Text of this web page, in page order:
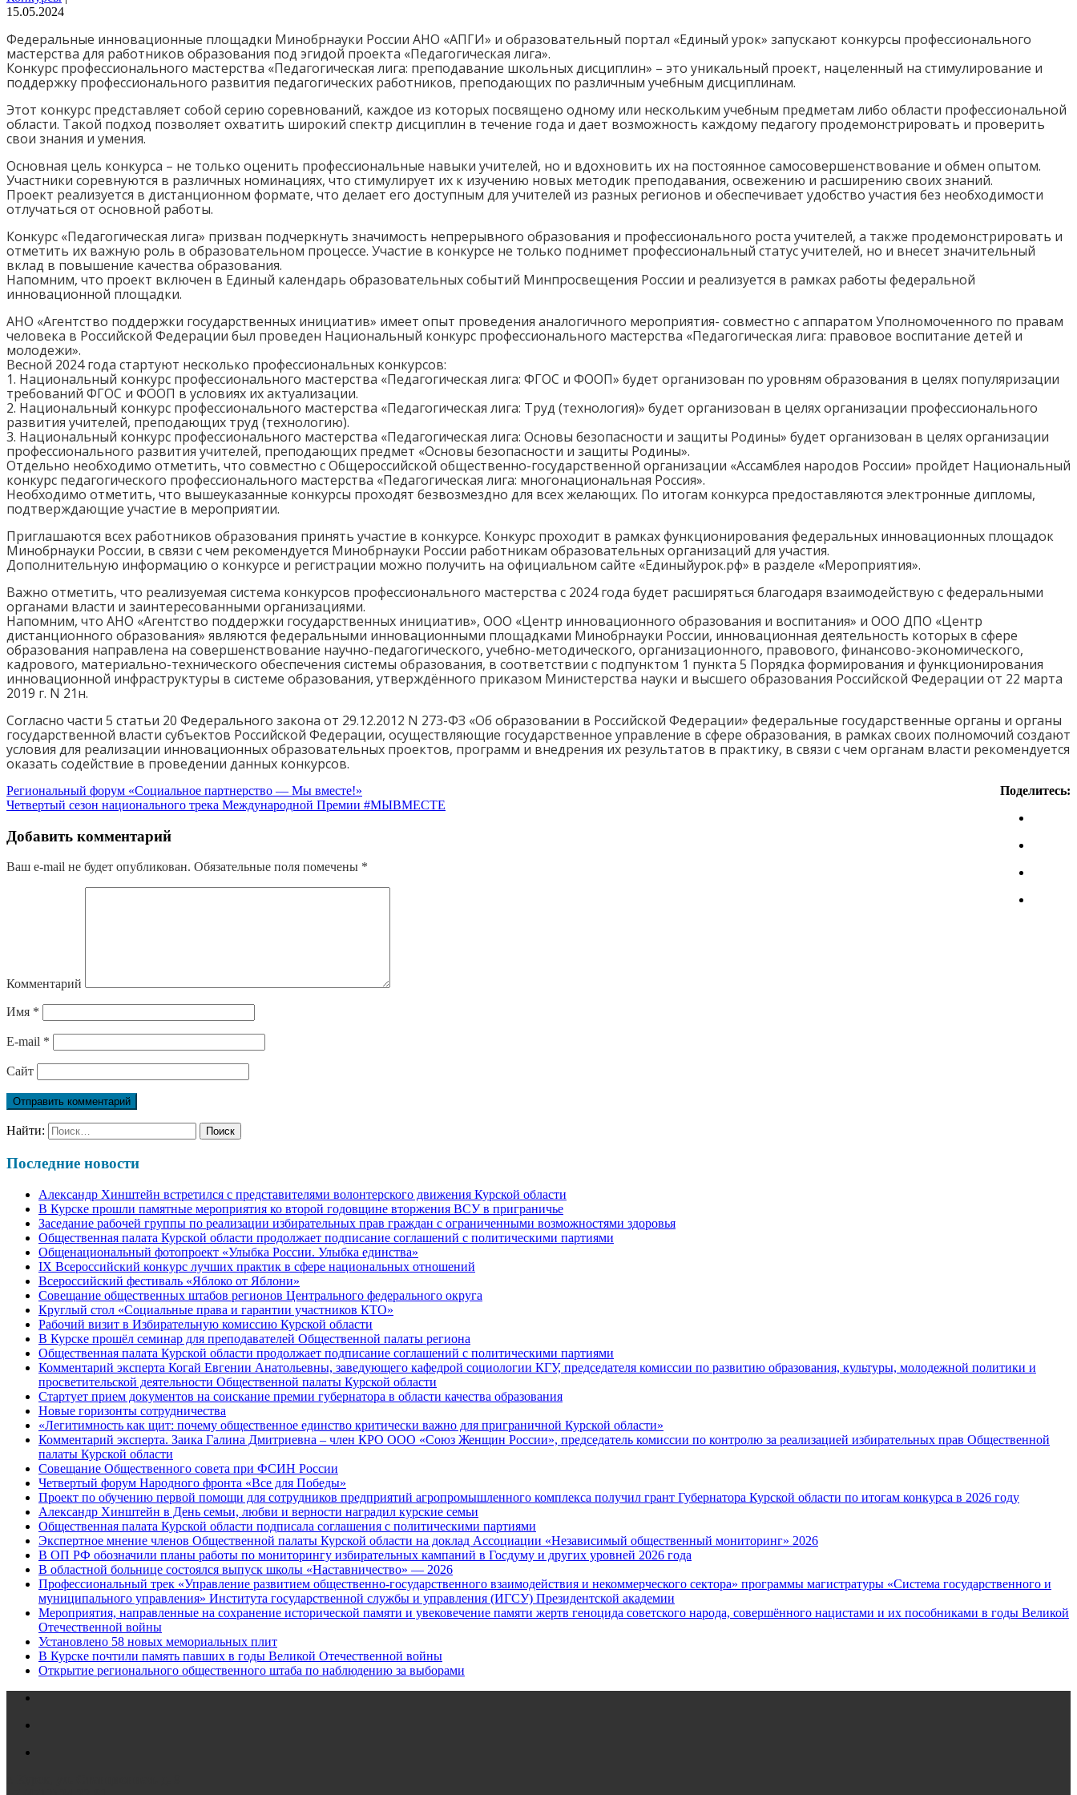
15.05.2024
Федеральные инновационные площадки Минобрнауки России АНО «АПГИ» и образовательный портал «Единый урок» запускают конкурсы профессионального
мастерства для работников образования под эгидой проекта «Педагогическая лига».
Конкурс профессионального мастерства «Педагогическая лига: преподавание школьных дисциплин» – это уникальный проект, нацеленный на стимулирование и
поддержку профессионального развития педагогических работников, преподающих по различным учебным дисциплинам.
Этот конкурс представляет собой серию соревнований, каждое из которых посвящено одному или нескольким учебным предметам либо области профессиональной
области. Такой подход позволяет охватить широкий спектр дисциплин в течение года и дает возможность каждому педагогу продемонстрировать и проверить
свои знания и умения.
Основная цель конкурса – не только оценить профессиональные навыки учителей, но и вдохновить их на постоянное самосовершенствование и обмен опытом.
Участники соревнуются в различных номинациях, что стимулирует их к изучению новых методик преподавания, освежению и расширению своих знаний.
Проект реализуется в дистанционном формате, что делает его доступным для учителей из разных регионов и обеспечивает удобство участия без необходимости
отлучаться от основной работы.
Конкурс «Педагогическая лига» призван подчеркнуть значимость непрерывного образования и профессионального роста учителей, а также продемонстрировать и
отметить их важную роль в образовательном процессе. Участие в конкурсе не только поднимет профессиональный статус учителей, но и внесет значительный
вклад в повышение качества образования.
Напомним, что проект включен в Единый календарь образовательных событий Минпросвещения России и реализуется в рамках работы федеральной
инновационной площадки.
АНО «Агентство поддержки государственных инициатив» имеет опыт проведения аналогичного мероприятия- совместно с аппаратом Уполномоченного по правам
человека в Российской Федерации был проведен Национальный конкурс профессионального мастерства «Педагогическая лига: правовое воспитание детей и
молодежи».
Весной 2024 года стартуют несколько профессиональных конкурсов:
1. Национальный конкурс профессионального мастерства «Педагогическая лига: ФГОС и ФООП» будет организован по уровням образования в целях популяризации
требований ФГОС и ФООП в условиях их актуализации.
2. Национальный конкурс профессионального мастерства «Педагогическая лига: Труд (технология)» будет организован в целях организации профессионального
развития учителей, преподающих труд (технологию).
3. Национальный конкурс профессионального мастерства «Педагогическая лига: Основы безопасности и защиты Родины» будет организован в целях организации
профессионального развития учителей, преподающих предмет «Основы безопасности и защиты Родины».
Отдельно необходимо отметить, что совместно с Общероссийской общественно-государственной организации «Ассамблея народов России» пройдет Национальный
конкурс педагогического профессионального мастерства «Педагогическая лига: многонациональная Россия».
Необходимо отметить, что вышеуказанные конкурсы проходят безвозмездно для всех желающих. По итогам конкурса предоставляются электронные дипломы,
подтверждающие участие в мероприятии.
Приглашаются всех работников образования принять участие в конкурсе. Конкурс проходит в рамках функционирования федеральных инновационных площадок
Минобрнауки России, в связи с чем рекомендуется Минобрнауки России работникам образовательных организаций для участия.
Дополнительную информацию о конкурсе и регистрации можно получить на официальном сайте «Единыйурок.рф» в разделе «Мероприятия».
Важно отметить, что реализуемая система конкурсов профессионального мастерства с 2024 года будет расширяться благодаря взаимодействую с федеральными
органами власти и заинтересованными организациями.
Напомним, что АНО «Агентство поддержки государственных инициатив», ООО «Центр инновационного образования и воспитания» и ООО ДПО «Центр
дистанционного образования» являются федеральными инновационными площадками Минобрнауки России, инновационная деятельность которых в сфере
образования направлена на совершенствование научно-педагогического, учебно-методического, организационного, правового, финансово-экономического,
кадрового, материально-технического обеспечения системы образования, в соответствии с подпунктом 1 пункта 5 Порядка формирования и функционирования
инновационной инфраструктуры в системе образования, утверждённого приказом Министерства науки и высшего образования Российской Федерации от 22 марта
2019 г. N 21н.
Согласно части 5 статьи 20 Федерального закона от 29.12.2012 N 273-ФЗ «Об образовании в Российской Федерации» федеральные государственные органы и органы
государственной власти субъектов Российской Федерации, осуществляющие государственное управление в сфере образования, в рамках своих полномочий создают
условия для реализации инновационных образовательных проектов, программ и внедрения их результатов в практику, в связи с чем органам власти рекомендуется
оказать содействие в проведении данных конкурсов.
Поделитесь:
Региональный форум «Социальное партнерство — Мы вместе!»
Четвертый сезон национального трека Международной Премии #МЫВМЕСТЕ
Добавить комментарий
Ваш e-mail не будет опубликован. Обязательные поля помечены *
Комментарий
Имя *
E-mail *
Сайт
Найти:
Последние новости
Александр Хинштейн встретился с представителями волонтерского движения Курской области
В Курске прошли памятные мероприятия ко второй годовщине вторжения ВСУ в приграничье
Заседание рабочей группы по реализации избирательных прав граждан с ограниченными возможностями здоровья
Общественная палата Курской области продолжает подписание соглашений с политическими партиями
Общенациональный фотопроект «Улыбка России. Улыбка единства»
IХ Всероссийский конкурс лучших практик в сфере национальных отношений
Всероссийский фестиваль «Яблоко от Яблони»
Совещание общественных штабов регионов Центрального федерального округа
Круглый стол «Социальные права и гарантии участников КТО»
Рабочий визит в Избирательную комиссию Курской области
В Курске прошёл семинар для преподавателей Общественной палаты региона
Общественная палата Курской области продолжает подписание соглашений с политическими партиями
Комментарий эксперта Когай Евгении Анатольевны, заведующего кафедрой социологии КГУ, председателя комиссии по развитию образования, культуры, молодежной политики и
просветительской деятельности Общественной палаты Курской области
Стартует прием документов на соискание премии губернатора в области качества образования
Новые горизонты сотрудничества
«Легитимность как щит: почему общественное единство критически важно для приграничной Курской области»
Комментарий эксперта. Заика Галина Дмитриевна – член КРО ООО «Союз Женщин России», председатель комиссии по контролю за реализацией избирательных прав Общественной
палаты Курской области
Совещание Общественного совета при ФСИН России
Четвертый форум Народного фронта «Все для Победы»
Проект по обучению первой помощи для сотрудников предприятий агропромышленного комплекса получил грант Губернатора Курской области по итогам конкурса в 2026 году
Александр Хинштейн в День семьи, любви и верности наградил курские семьи
Общественная палата Курской области подписала соглашения с политическими партиями
Экспертное мнение членов Общественной палаты Курской области на доклад Ассоциации «Независимый общественный мониторинг» 2026
В ОП РФ обозначили планы работы по мониторингу избирательных кампаний в Госдуму и других уровней 2026 года
В областной больнице состоялся выпуск школы «Наставничество» — 2026
Профессиональный трек «Управление развитием общественно-государственного взаимодействия и некоммерческого сектора» программы магистратуры «Система государственного и
муниципального управления» Института государственной службы и управления (ИГСУ) Президентской академии
Мероприятия, направленные на сохранение исторической памяти и увековечение памяти жертв геноцида советского народа, совершённого нацистами и их пособниками в годы Великой
Отечественной войны
Установлено 58 новых мемориальных плит
В Курске почтили память павших в годы Великой Отечественной войны
Открытие регионального общественного штаба по наблюдению за выборами